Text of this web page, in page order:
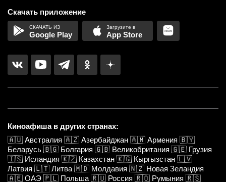
Скачать приложение
Google Play App Store
Киноафиша в других странах:
🇦🇺 Австралия 🇦🇿 Азербайджан 🇦🇲 Армения 🇧🇾
Беларусь 🇧🇬 Болгария 🇬🇧 Великобритания 🇬🇪 Грузия
🇮🇸 Исландия 🇰🇿 Казахстан 🇰🇬 Кыргызстан 🇱🇻
Латвия 🇱🇹 Литва 🇲🇩 Молдавия 🇳🇿 Новая Зеландия
🇦🇪 ОАЭ 🇵🇱 Польша 🇷🇺 Россия 🇷🇴 Румыния 🇷🇸